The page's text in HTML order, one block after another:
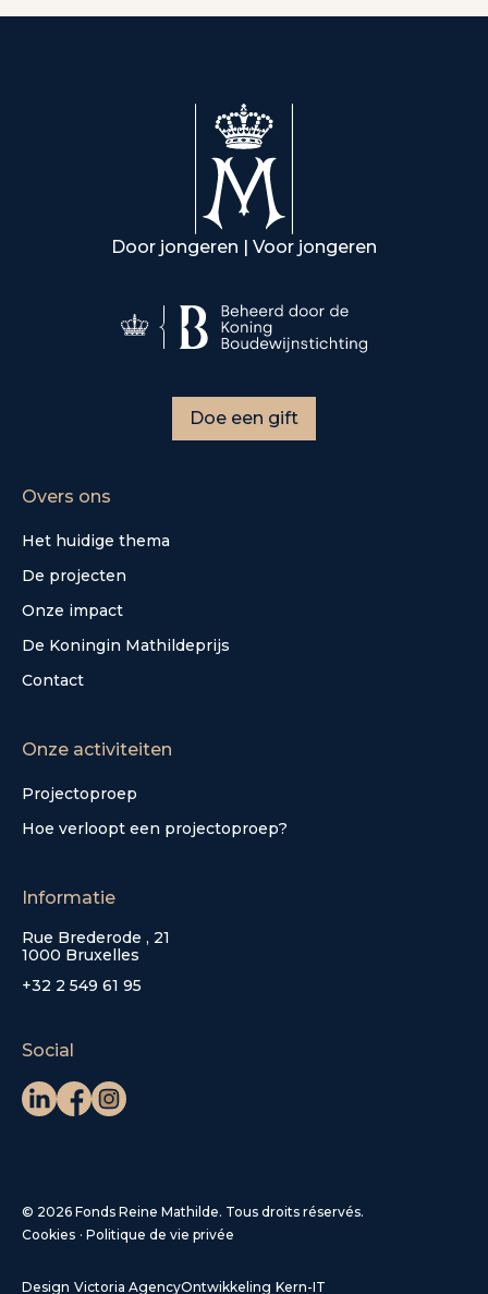
Door jongeren | Voor jongeren
Doe een gift
Overs ons
Het huidige thema
De projecten
Onze impact
De Koningin Mathildeprijs
Contact
Onze activiteiten
Projectoproep
Hoe verloopt een projectoproep?
Informatie
Rue Brederode , 21
1000 Bruxelles
+32 2 549 61 95
Social
© 2026 Fonds Reine Mathilde. Tous droits réservés.
Cookies · Politique de vie privée
Design Victoria AgencyOntwikkeling Kern-IT